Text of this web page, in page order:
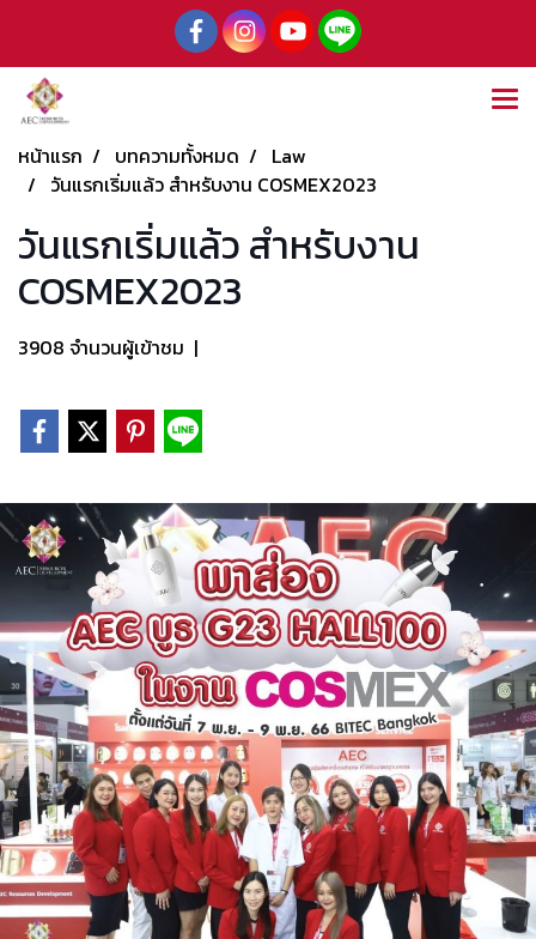
หน้าแรก บทความทั้งหมด
Law
วันแรกเริ่มแล้ว สำหรับงาน COSMEX2023
วันแรกเริ่มแล้ว สำหรับงาน
COSMEX2023
3908 จำนวนผู้เข้าชม |